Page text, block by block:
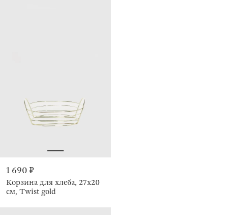
1 690 ₽
Корзина для хлеба, 27x20
см, Twist gold